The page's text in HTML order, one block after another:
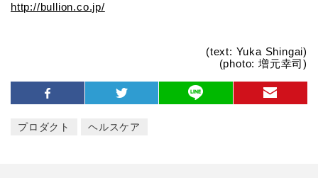
http://bullion.co.jp/
(text: Yuka Shingai)
(photo: 増元幸司)
プロダクト ヘルスケア